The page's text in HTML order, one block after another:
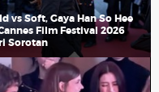
vs Soft, Gaya Han So Hee
Film Festival 2026
Sorotan